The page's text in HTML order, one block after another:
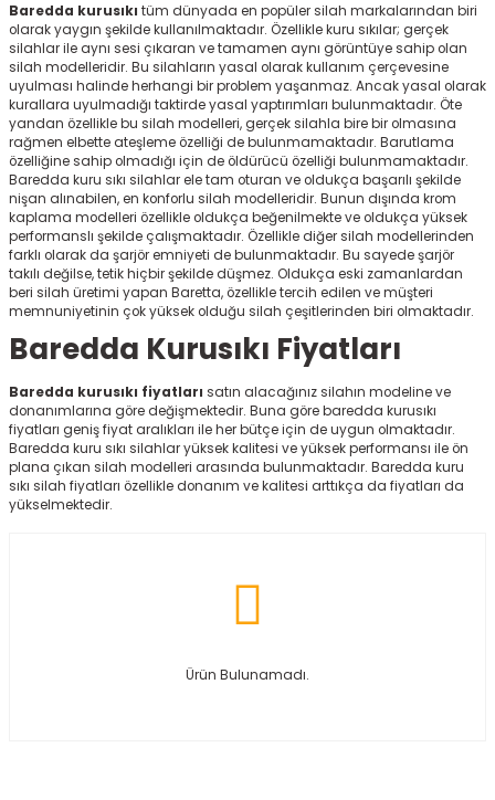
Baredda kurusıkı tüm dünyada en popüler silah markalarından biri
olarak yaygın şekilde kullanılmaktadır. Özellikle kuru sıkılar; gerçek
silahlar ile aynı sesi çıkaran ve tamamen aynı görüntüye sahip olan
silah modelleridir. Bu silahların yasal olarak kullanım çerçevesine
uyulması halinde herhangi bir problem yaşanmaz. Ancak yasal olarak
kurallara uyulmadığı taktirde yasal yaptırımları bulunmaktadır. Öte
yandan özellikle bu silah modelleri, gerçek silahla bire bir olmasına
rağmen elbette ateşleme özelliği de bulunmamaktadır. Barutlama
özelliğine sahip olmadığı için de öldürücü özelliği bulunmamaktadır.
Baredda kuru sıkı silahlar ele tam oturan ve oldukça başarılı şekilde
nişan alınabilen, en konforlu silah modelleridir. Bunun dışında krom
kaplama modelleri özellikle oldukça beğenilmekte ve oldukça yüksek
performanslı şekilde çalışmaktadır. Özellikle diğer silah modellerinden
farklı olarak da şarjör emniyeti de bulunmaktadır. Bu sayede şarjör
takılı değilse, tetik hiçbir şekilde düşmez. Oldukça eski zamanlardan
beri silah üretimi yapan Baretta, özellikle tercih edilen ve müşteri
memnuniyetinin çok yüksek olduğu silah çeşitlerinden biri olmaktadır.
Baredda Kurusıkı Fiyatları
Baredda kurusıkı fiyatları satın alacağınız silahın modeline ve
donanımlarına göre değişmektedir. Buna göre baredda kurusıkı
fiyatları geniş fiyat aralıkları ile her bütçe için de uygun olmaktadır.
Baredda kuru sıkı silahlar yüksek kalitesi ve yüksek performansı ile ön
plana çıkan silah modelleri arasında bulunmaktadır. Baredda kuru
sıkı silah fiyatları özellikle donanım ve kalitesi arttıkça da fiyatları da
yükselmektedir.
Ürün Bulunamadı.